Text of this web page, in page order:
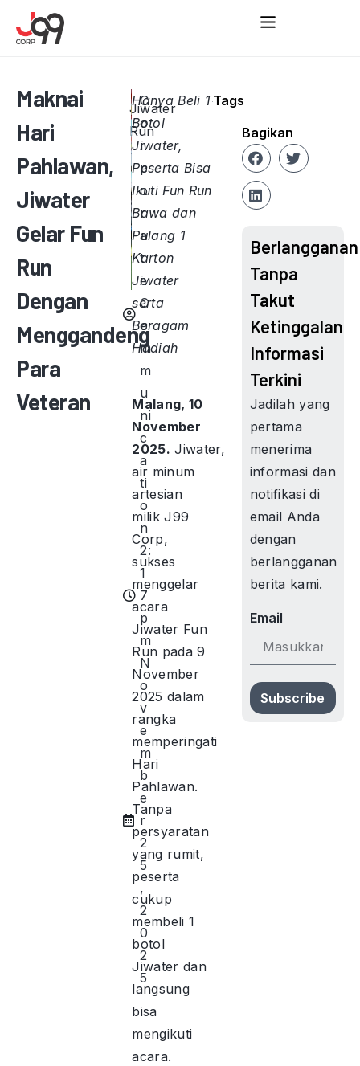
Maknai
Hari
Pahlawan,
Jiwater
Gelar Fun
Run
Dengan
Menggandeng
Para
Veteran
C
o
r
p
o
r
a
t
e
C
o
m
m
u
ni
c
a
ti
o
n
2:
1
7
p
m
N
o
v
e
m
b
e
r
2
5
,
2
0
2
5
Jiwater
Run
Hanya Beli 1
Botol
Jiwater,
Peserta Bisa
Ikuti Fun Run
Bawa dan
Pulang 1
Karton
Jiwater
serta
Beragam
Hadiah
Malang, 10
November
2025. Jiwater,
air minum
artesian
milik J99
Corp,
sukses
menggelar
acara
Jiwater Fun
Run pada 9
November
2025 dalam
rangka
memperingati
Hari
Pahlawan.
Tanpa
persyaratan
yang rumit,
peserta
cukup
membeli 1
botol
Jiwater dan
langsung
bisa
mengikuti
acara.
Tags
Berlangganan
Tanpa
Takut
Ketinggalan
Informasi
Terkini
Jadilah yang
pertama
menerima
informasi dan
notifikasi di
email Anda
dengan
berlangganan
berita kami.
Email
Subscribe
Bagikan